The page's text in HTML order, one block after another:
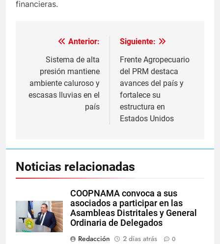
financieras.
Navegación
entradas
Anterior:
Sistema de alta
presión mantiene
ambiente caluroso y
escasas lluvias en el
país
Siguiente:
Frente Agropecuario
del PRM destaca
avances del país y
fortalece su
estructura en
Estados Unidos
Noticias relacionadas
COOPNAMA convoca a sus
asociados a participar en las
Asambleas Distritales y General
Ordinaria de Delegados
Redacción
2 días atrás 0